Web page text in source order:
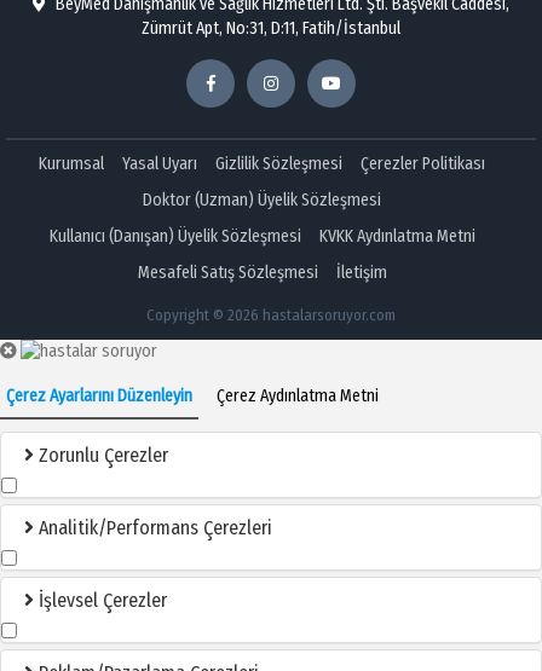
BeyMed Danışmanlık ve Sağlık Hizmetleri Ltd. Şti. Başvekil Caddesi,
Zümrüt Apt, No:31, D:11, Fatih/İstanbul
Kurumsal Yasal Uyarı Gizlilik Sözleşmesi
Çerezler Politikası
Doktor (Uzman) Üyelik Sözleşmesi
Kullanıcı (Danışan) Üyelik Sözleşmesi
KVKK Aydınlatma Metni
Mesafeli Satış Sözleşmesi
İletişim
Copyright © 2026 hastalarsoruyor.com
Çerez Ayarlarını Düzenleyin Çerez Aydınlatma Metni
Zorunlu Çerezler
Analitik/Performans Çerezleri
İşlevsel Çerezler